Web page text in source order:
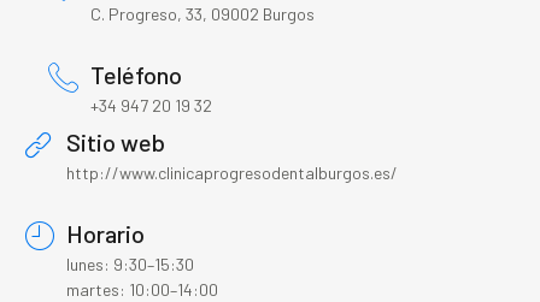
C. Progreso, 33, 09002 Burgos
Teléfono
+34 947 20 19 32
Sitio web
http://www.clinicaprogresodentalburgos.es/
Horario
lunes: 9:30–15:30
martes: 10:00–14:00